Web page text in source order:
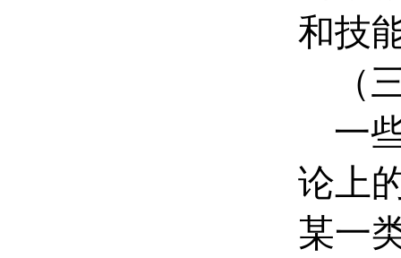
和技
（
一
论上
某一